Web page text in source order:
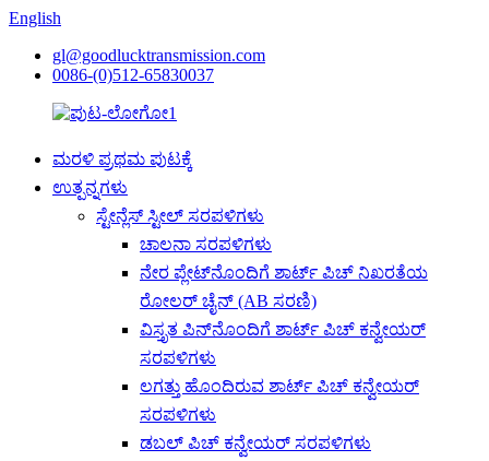
English
gl@goodlucktransmission.com
0086-(0)512-65830037
ಮರಳಿ ಪ್ರಥಮ ಪುಟಕ್ಕೆ
ಉತ್ಪನ್ನಗಳು
ಸ್ಟೇನ್ಲೆಸ್ ಸ್ಟೀಲ್ ಸರಪಳಿಗಳು
ಚಾಲನಾ ಸರಪಳಿಗಳು
ನೇರ ಪ್ಲೇಟ್‌ನೊಂದಿಗೆ ಶಾರ್ಟ್ ಪಿಚ್ ನಿಖರತೆಯ
ರೋಲರ್ ಚೈನ್ (AB ಸರಣಿ)
ವಿಸ್ತೃತ ಪಿನ್‌ನೊಂದಿಗೆ ಶಾರ್ಟ್ ಪಿಚ್ ಕನ್ವೇಯರ್
ಸರಪಳಿಗಳು
ಲಗತ್ತು ಹೊಂದಿರುವ ಶಾರ್ಟ್ ಪಿಚ್ ಕನ್ವೇಯರ್
ಸರಪಳಿಗಳು
ಡಬಲ್ ಪಿಚ್ ಕನ್ವೇಯರ್ ಸರಪಳಿಗಳು